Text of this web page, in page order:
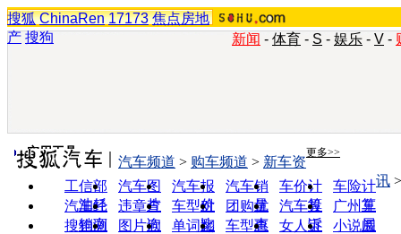
搜狐 ChinaRen 17173 焦点房地
产 搜狗 新闻 - 体育 - S - 娱乐 - V -
实用工具 更多>>
工信部
油耗
汽车图
片
汽车报
价
汽车销
量
车价计
算
车险计
算
汽车经
销商
违章查
询
车型对
比
团购优
惠
汽车投
诉
广州车
展
搜狗浏
图片欣
单词翻
车型查
女人宝
小说阅
汽车频道 > 购车频道 > 新车资
讯